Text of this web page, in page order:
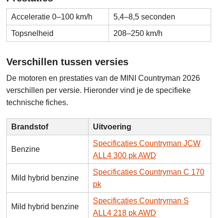
Acceleratie 0–100 km/h
5,4–8,5 seconden
Topsnelheid
208–250 km/h
Verschillen tussen versies
De motoren en prestaties van de MINI Countryman 2026
verschillen per versie. Hieronder vind je de specifieke
technische fiches.
Brandstof Uitvoering
Benzine
Specificaties Countryman JCW
ALL4 300 pk AWD
Mild hybrid benzine
Specificaties Countryman C 170
pk
Mild hybrid benzine
Specificaties Countryman S
ALL4 218 pk AWD